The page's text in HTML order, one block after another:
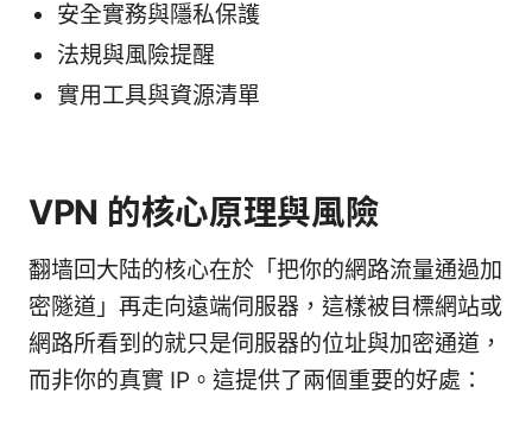
安全實務與隱私保護
法規與風險提醒
實用工具與資源清單
VPN 的核心原理與風險
翻墙回大陆的核心在於「把你的網路流量通過加
密隧道」再走向遠端伺服器，這樣被目標網站或
網路所看到的就只是伺服器的位址與加密通道，
而非你的真實 IP。這提供了兩個重要的好處：